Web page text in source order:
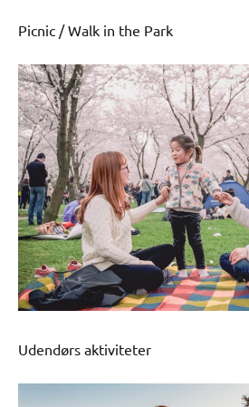
Picnic / Walk in the Park
Udendørs aktiviteter